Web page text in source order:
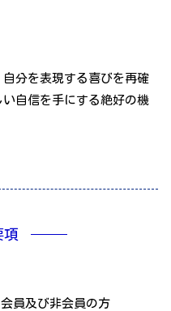
分を表現する喜びを再確
自信を手にする絶好の機
項
員及び非会員の方